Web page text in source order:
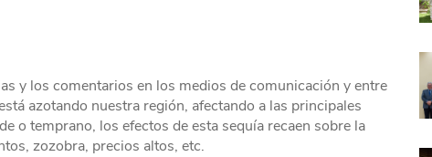
y los comentarios en los medios de comunicación y entre
azotando nuestra región, afectando a las principales
o temprano, los efectos de esta sequía recaen sobre la
zozobra, precios altos, etc.